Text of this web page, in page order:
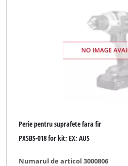
Perie pentru suprafete fara fir
PXSBS-018 for kit; EX; AUS
Numarul de articol 3000806